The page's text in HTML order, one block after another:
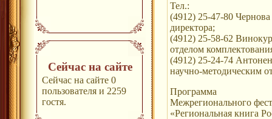
Сейчас на сайте
Сейчас на сайте 0
пользователя и 2259
гостя.
Тел.:
(4912) 25-47-80
директора;
(4912) 25-58-62
отделом
(4912) 25-24-74
научно-методическим
Программа
Межрегионального
«Региональная книга